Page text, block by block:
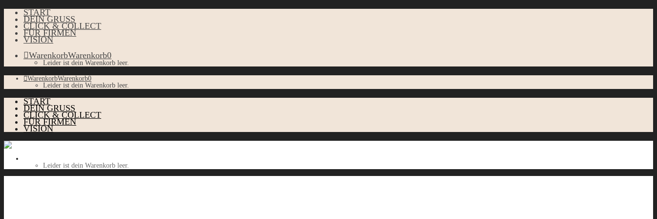
START
DEIN GRUSS
CLICK & COLLECT
FÜR FIRMEN
VISION
WarenkorbWarenkorb0
Leider ist dein Warenkorb leer.
WarenkorbWarenkorb0
Leider ist dein Warenkorb leer.
START
DEIN GRUSS
CLICK & COLLECT
FÜR FIRMEN
VISION
Leider ist dein Warenkorb leer.